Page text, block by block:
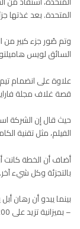
المتحدة. بعد غذتها
السائق لويس
علاوة على انضمام
قصة غلاف مجلة
حيث قال إن الشركة
الفيلم، مثل تقنية
أضاف أن الخطة كانت
بالتجزئة وكل شيء آخر.
– بميزانية تزيد على 200 مليون دولار سيحقق ربحًا في دور العرض. قبل عرضه.